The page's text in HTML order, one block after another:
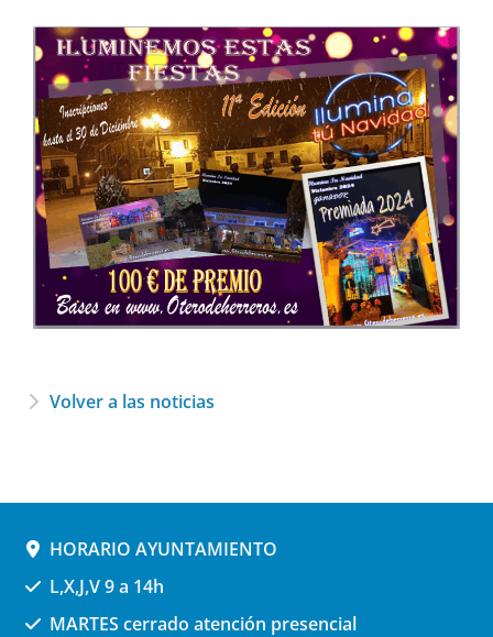
Volver a las noticias
HORARIO AYUNTAMIENTO
L,X,J,V 9 a 14h
MARTES cerrado atención presencial